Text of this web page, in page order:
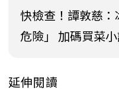
快檢查！譚敦慈
危險」 加碼買菜
延伸閱讀